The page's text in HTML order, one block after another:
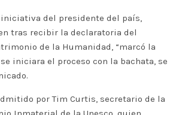
iniciativa del presidente del país,
tras recibir la declaratoria del
de la Humanidad, “marcó la
iniciara el proceso con la bachata, se
por Tim Curtis, secretario de la